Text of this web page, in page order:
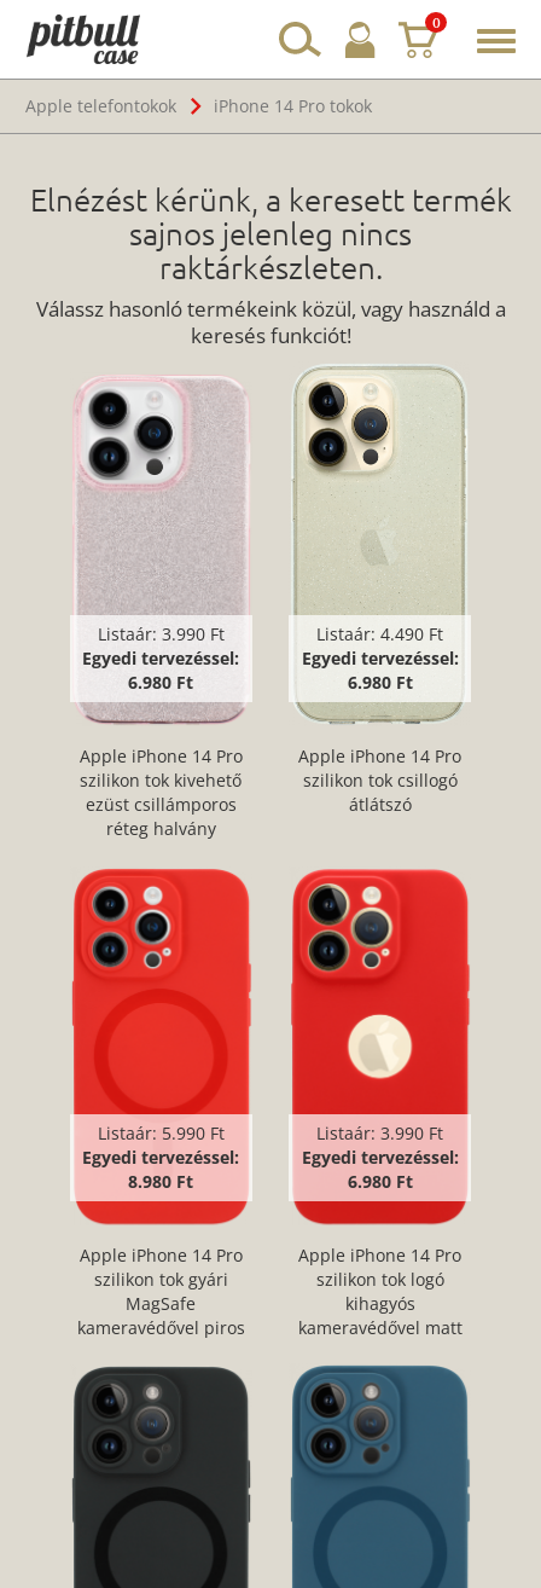
0
Apple telefontokok
iPhone 14 Pro tokok
Elnézést kérünk, a keresett termék
sajnos jelenleg nincs
raktárkészleten.
Válassz hasonló termékeink közül, vagy használd a
keresés funkciót!
Listaár: 3.990 Ft
Egyedi tervezéssel:
6.980 Ft
Apple iPhone 14 Pro
szilikon tok kivehető
ezüst csillámporos
réteg halvány
Listaár:4.490 Ft
Egyedi tervezéssel:
6.980 Ft
Apple iPhone 14 Pro
szilikon tok csillogó
átlátszó
Listaár: 5.990 Ft
Egyedi tervezéssel:
8.980 Ft
Apple iPhone 14 Pro
szilikon tok gyári
MagSafe
kameravédővel piros
Listaár:3.990 Ft
Egyedi tervezéssel:
6.980 Ft
Apple iPhone 14 Pro
szilikon tok logó
kihagyós
kameravédővel matt